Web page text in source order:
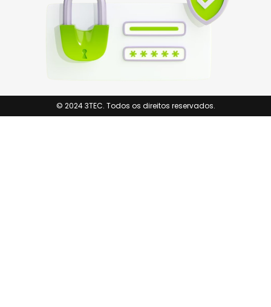
© 2024 3TEC. Todos os direitos reservados.